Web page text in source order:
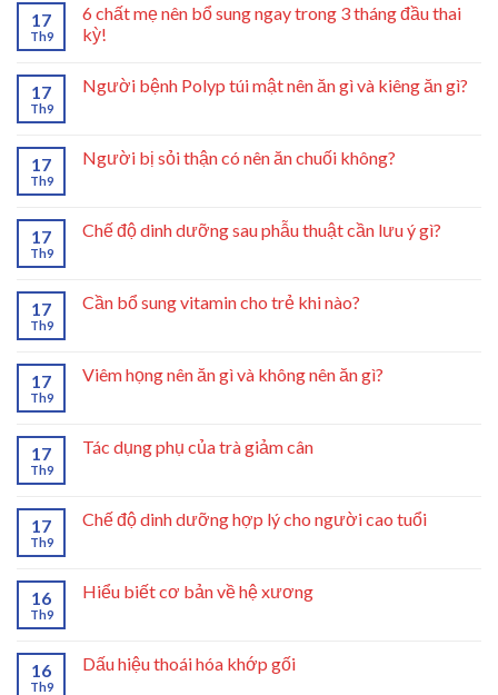
17
Th9
6 chất mẹ nên bổ sung ngay trong 3 tháng đầu thai
kỳ!
17
Th9
Người bệnh Polyp túi mật nên ăn gì và kiêng ăn gì?
17
Th9
Người bị sỏi thận có nên ăn chuối không?
17
Th9
Chế độ dinh dưỡng sau phẫu thuật cần lưu ý gì?
17
Th9
Cần bổ sung vitamin cho trẻ khi nào?
17
Th9
Viêm họng nên ăn gì và không nên ăn gì?
17
Th9
Tác dụng phụ của trà giảm cân
17
Th9
Chế độ dinh dưỡng hợp lý cho người cao tuổi
16
Th9
Hiểu biết cơ bản về hệ xương
16
Th9
Dấu hiệu thoái hóa khớp gối